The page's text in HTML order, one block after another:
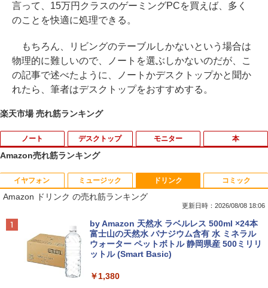
言って、15万円クラスのゲーミングPCを買えば、多く
のことを快適に処理できる。
もちろん、リビングのテーブルしかないという場合は
物理的に難しいので、ノートを選ぶしかないのだが、こ
の記事で述べたように、ノートかデスクトップかと聞か
れたら、筆者はデスクトップをおすすめする。
楽天市場 売れ筋ランキング
ノート
1
【中古】 富士通 LIFEBOOK A A561/D C
eleron B710 1.6GHz Windows7世代のP
C 均一 BIOS表示可 ジャンクPC 送料無
￥3,500
R160-NEC Chromebook Y2 1点 Chrom
デスクトップ モニター
1
【中古良品】【安心保証】Princeton 21.
5型ワイドカラー液晶ディスプレイ PTF
WDE-22W / PTFBDE-22W ブラック/ ホ
￥4,050
□◇〇【目が疲れにくい ブルーライトカ
本
1
【3千円以上送料無料】世界の歴史 集英
社版学習まんが 18巻セット／高井啓介
￥19,800
ちいかわ なんか小さくてかわいいやつ
（7） （ワイドKC） [ ナガノ ]
Amazon売れ筋ランキング
イヤフォン
Anker Soundcore P40i オフホワイト
￥7,990
ミュージック
BRUCE WAYNE feat. Flo Milli, ATL Jacob
[Explicit]
￥250
ドリンク
Amazon ドリンク の売れ筋ランキング
更新日時：2026/08/08 18:06
by Amazon 天然水 ラベルレス 500ml ×24本
富士山の天然水 バナジウム含有 水 ミネラル
ウォーター ペットボトル 静岡県産 500ミリリ
ットル (Smart Basic)
￥1,380
コミック